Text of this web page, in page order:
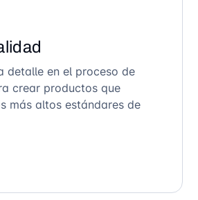
detalle en el proceso de
crear productos que
más altos estándares de